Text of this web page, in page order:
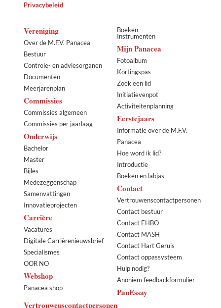
Privacybeleid
Vereniging
Over de M.F.V. Panacea
Bestuur
Controle- en adviesorganen
Documenten
Meerjarenplan
Commissies
Commissies algemeen
Commissies per jaarlaag
Onderwijs
Bachelor
Master
Bijles
Medezeggenschap
Samenvattingen
Innovatieprojecten
Carrière
Vacatures
Digitale Carrièrenieuwsbrief
Specialismes
OOR NO
Webshop
Panacea shop
Boeken
Instrumenten
Mijn Panacea
Fotoalbum
Kortingspas
Zoek een lid
Initiatievenpot
Activiteitenplanning
Eerstejaars
Informatie over de M.F.V.
Panacea
Hoe word ik lid?
Introductie
Boeken en labjas
Contact
Vertrouwenscontactpersonen
Contact bestuur
Contact EHBO
Contact MASH
Contact Hart Geruis
Contact oppassysteem
Hulp nodig?
Anoniem feedbackformulier
PanEssay
Vertrouwenscontactpersonen